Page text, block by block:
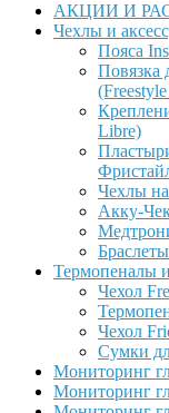
АКЦИИ И
Чехлы и
Пояса
Повязка
Libre)
Чехлы
Акку-
Термопеналы
Чехол
Чехол
Сумки
Мониторинг
Мониторинг